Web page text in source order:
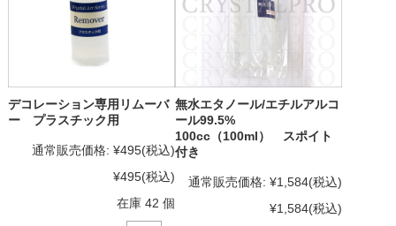
デコレーション専用リムーバ
ー プラスチック用
通常販売価格: ¥495(税込)
¥495(税込)
在庫 42 個
無水エタノール/エチルアルコ
ール99.5%
100cc（100ml） スポイト
付き
通常販売価格: ¥1,584(税込)
¥1,584(税込)